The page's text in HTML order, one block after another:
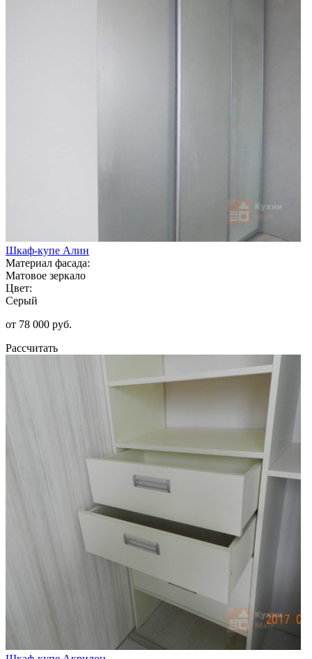
Шкаф-купе Алин
Материал фасада:
Матовое зеркало
Цвет:
Серый
от 78 000 руб.
Рассчитать